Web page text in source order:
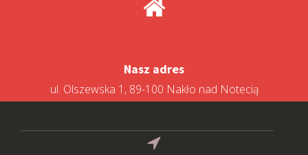
Nasz adres
ul. Olszewska 1, 89-100 Nakło nad Notecią